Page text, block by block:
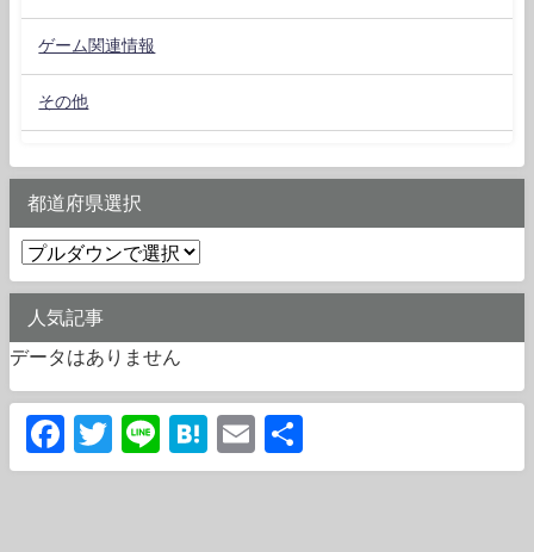
ゲーム関連情報
その他
都道府県選択
人気記事
データはありません
Facebook
Twitter
LineHatena
Email
有